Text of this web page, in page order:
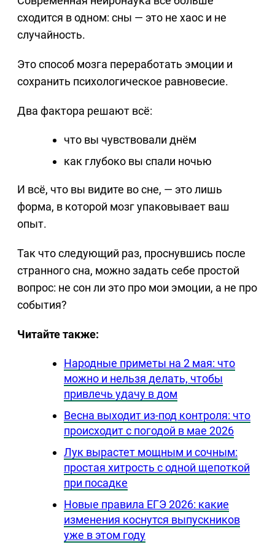
сходится в одном: сны — это не хаос и не
случайность.
Это способ мозга переработать эмоции и
сохранить психологическое равновесие.
Два фактора решают всё:
что вы чувствовали днём
как глубоко вы спали ночью
И всё, что вы видите во сне, — это лишь
форма, в которой мозг упаковывает ваш
опыт.
Так что следующий раз, проснувшись после
странного сна, можно задать себе простой
вопрос: не сон ли это про мои эмоции, а не про
события?
Читайте также:
Народные приметы на 2 мая: что
можно и нельзя делать, чтобы
привлечь удачу в дом
Весна выходит из-под контроля: что
происходит с погодой в мае 2026
Лук вырастет мощным и сочным:
простая хитрость с одной щепоткой
при посадке
Новые правила ЕГЭ 2026: какие
изменения коснутся выпускников
уже в этом году